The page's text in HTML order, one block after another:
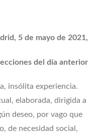
5 de mayo de 2021,
del día anterior
insólita experiencia.
elaborada, dirigida a
deseo, por vago que
de necesidad social,